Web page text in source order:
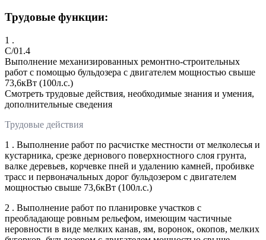
Трудовые функции:
1 .
C/01.4
Выполнение механизированных ремонтно-строительных
работ с помощью бульдозера с двигателем мощностью свыше
73,6кВт (100л.с.)
Смотреть трудовые действия, необходимые знания и умения,
дополнительные сведения
Трудовые действия
1 . Выполнение работ по расчистке местности от мелколесья и
кустарника, срезке дернового поверхностного слоя грунта,
валке деревьев, корчевке пней и удалению камней, пробивке
трасс и первоначальных дорог бульдозером с двигателем
мощностью свыше 73,6кВт (100л.с.)
2 . Выполнение работ по планировке участков с
преобладающе ровным рельефом, имеющим частичные
неровности в виде мелких канав, ям, воронок, окопов, мелких